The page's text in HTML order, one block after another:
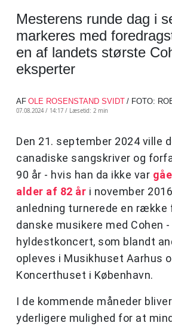
Mesterens runde dag i
markeres med
en af landets største
eksperter
AF OLE ROSENSTAND SVIDT / FOTO:
07.08.2024 / 14:17 / Læsetid: 2 min
Den 21. september 2024 ville
canadiske sangskriver og
90 år - hvis han da ikke var
alder af 82 år i november
anledning turnerede en
danske musikere med Cohen -
hyldestkoncert, som blandt
opleves i Musikhuset Aarhus
Koncerthuset i København.
I de kommende måneder
yderligere mulighed for at